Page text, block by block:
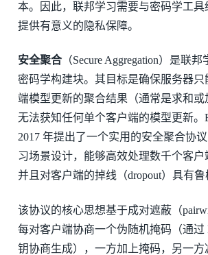
本。因此，联邦学习需要与密码学工具
提供有意义的隐私保障。
安全聚合（Secure Aggregation）是联
密码学构建块。其目标是确保服务器只
端模型更新的聚合结果（通常是求和或
无法获知任何单个客户端的模型更新。
2017 年提出了一个实用的安全聚合协
习场景设计，能够高效处理数千个客户
并且对客户端的掉线（dropout）具有鲁
该协议的核心思想基于成对遮蔽（
每对客户端协商一个伪随机掩码（通过
钥协商生成），一方加上掩码，另一方